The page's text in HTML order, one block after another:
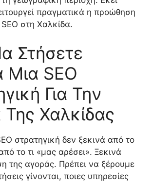
πραγματικά η προώθηση
στη Χαλκίδα.
Στήσετε
SEO
Για Την
Χαλκίδας
στρατηγική δεν ξεκινά από το
το τι «μας αρέσει». Ξεκινά
της αγοράς. Πρέπει να ξέρουμε
γίνονται, ποιες υπηρεσίες